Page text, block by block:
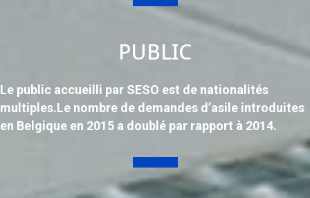
PUBLIC
Le public accueilli par SESO est de nationalités
multiples.Le nombre de demandes d’asile introduites
en Belgique en 2015 a doublé par rapport à 2014.